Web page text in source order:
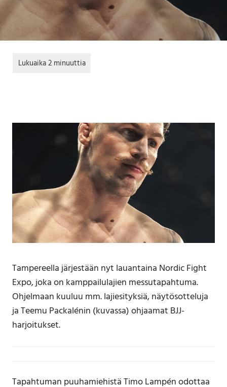
Tampereella järjestään nyt lauantaina Nordic Fight
Expo, joka on kamppailulajien messutapahtuma.
Ohjelmaan kuuluu mm. lajiesityksiä, näytösotteluja
ja Teemu Packalénin (kuvassa) ohjaamat BJJ-
harjoitukset.
Tapahtuman puuhamiehistä Timo Lampén odottaa